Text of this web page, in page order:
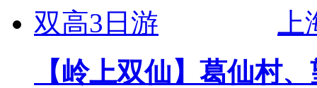
【岭上双仙】葛仙村